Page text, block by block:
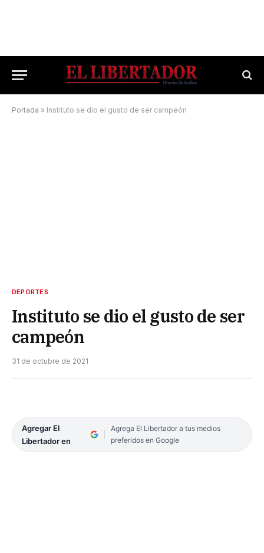
Portada » Instituto se dio el gusto de ser campeón
DEPORTES
Instituto se dio el gusto de ser
campeón
31 de octubre de 2021
Agregar El
Libertador en
Agrega El Libertador a tus medios
preferidos en Google